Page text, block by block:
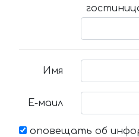
Имя
Е-маил
оповещать об